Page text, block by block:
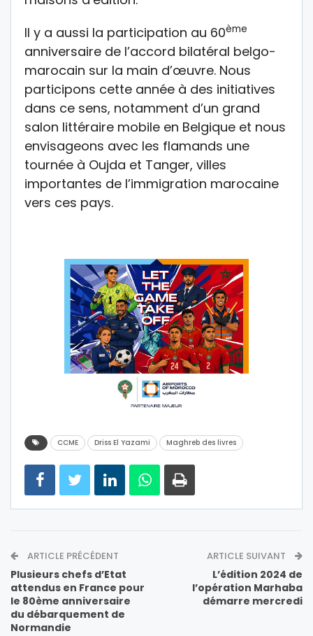
Il y a aussi la participation au 60ème
anniversaire de l’accord bilatéral belgo-
marocain sur la main d’œuvre. Nous
participons cette année à des initiatives
dans ce sens, notamment d’un grand
salon littéraire mobile en Belgique et nous
envisageons avec les flamands une
tournée à Oujda et Tanger, villes
importantes de l’immigration marocaine
vers ces pays.
CCME Driss El Yazami Maghreb des livres
ARTICLE PRÉCÉDENT
Plusieurs chefs d’Etat
attendus en France pour
le 80ème anniversaire
du débarquement de
Normandie
ARTICLE SUIVANT
L’édition 2024 de
l’opération Marhaba
démarre mercredi